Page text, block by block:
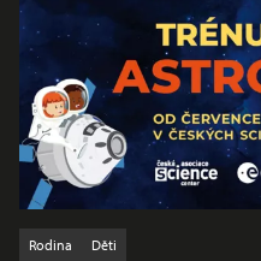
Rodina Děti